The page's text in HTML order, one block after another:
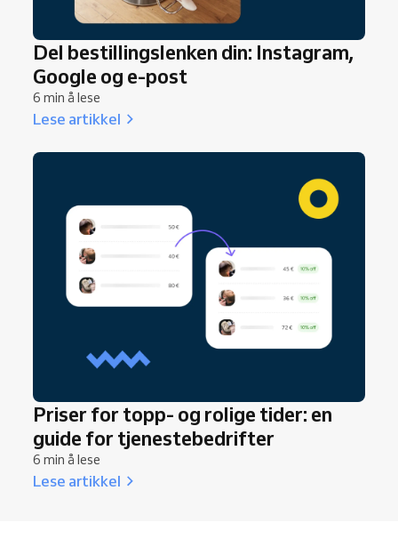
Del bestillingslenken din: Instagram,
Google og e-post
6 min å lese
Lese artikkel
Priser for topp- og rolige tider: en
guide for tjenestebedrifter
6 min å lese
Lese artikkel